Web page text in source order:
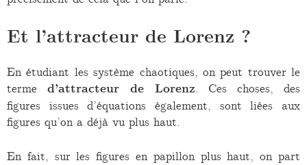
Et l’attracteur de Lorenz ?
En étudiant les système chaotiques, on peut trouver le
terme d’attracteur de Lorenz. Ces choses, des
figures issues d’équations également, sont liées aux
figures qu’on a déjà vu plus haut.
En fait, sur les figures en papillon plus haut, on part